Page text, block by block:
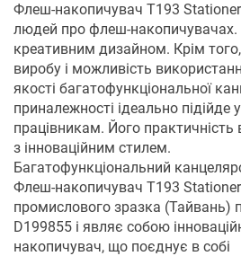
Флеш-накопичувач T193
людей про флеш-накопичувачах.
креативним дизайном. Крім
виробу і можливість
якості багатофункціональної
приналежності ідеально підійде
працівникам. Його практичність
з інноваційним стилем.
Багатофункціональний
Флеш-накопичувач T193
промислового зразка (Тайвань)
D199855 і являє собою
накопичувач, що поєднує в собі